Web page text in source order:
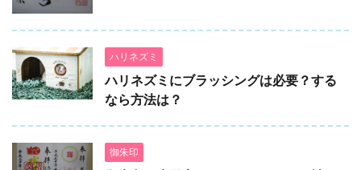
ハリネズミ
ハリネズミにブラッシングは必要？する
なら方法は？
御朱印